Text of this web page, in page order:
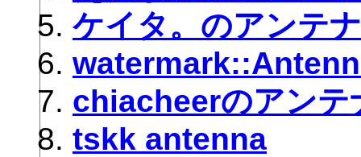
ケイタ。のアンテナ
chiacheerのアンテ
tskk antenna